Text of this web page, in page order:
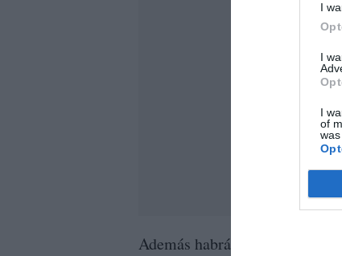
I
I
I
of
was
Además habrá unos